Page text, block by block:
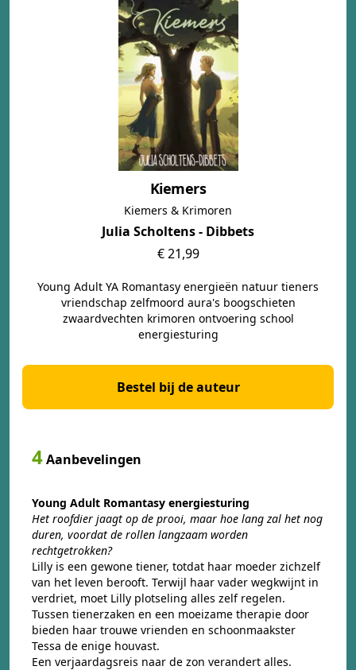
Kiemers
Kiemers & Krimoren
Julia Scholtens - Dibbets
€ 21,99
Young Adult YA Romantasy energieën natuur tieners
vriendschap zelfmoord aura's boogschieten
zwaardvechten krimoren ontvoering school
energiesturing
Bestel bij de auteur
4Aanbevelingen
Young Adult Romantasy energiesturing
Het roofdier jaagt op de prooi, maar hoe lang zal het nog
duren, voordat de rollen langzaam worden
rechtgetrokken?
Lilly is een gewone tiener, totdat haar moeder zichzelf
van het leven berooft. Terwijl haar vader wegkwijnt in
verdriet, moet Lilly plotseling alles zelf regelen.
Tussen tienerzaken en een moeizame therapie door
bieden haar trouwe vrienden en schoonmaakster
Tessa de enige houvast.
Een verjaardagsreis naar de zon verandert alles.